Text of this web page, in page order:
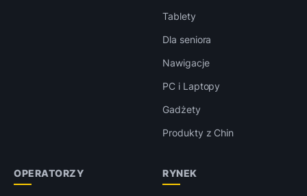
Tablety
Dla seniora
Nawigacje
PC i Laptopy
Gadżety
Produkty z Chin
OPERATORZY RYNEK